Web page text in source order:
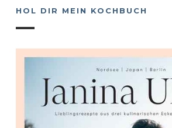
HOL DIR MEIN KOCHBUCH